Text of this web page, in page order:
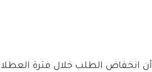
انخفاض الطلب خلال فترة